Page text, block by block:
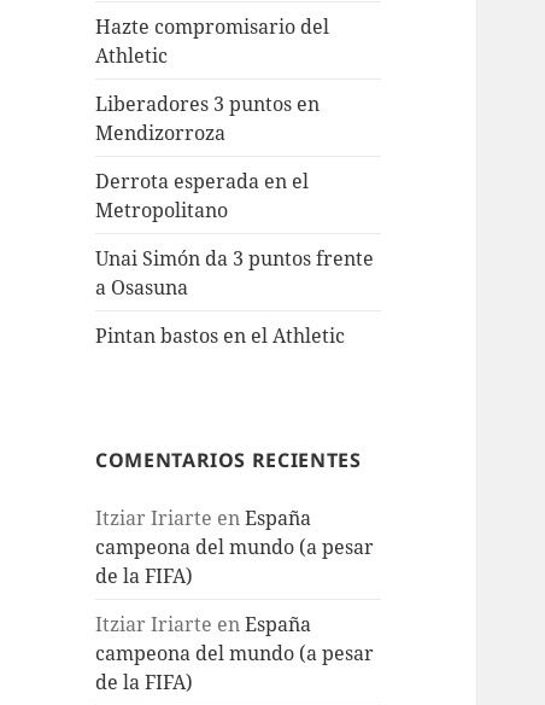
Hazte compromisario del
Athletic
Liberadores 3 puntos en
Mendizorroza
Derrota esperada en el
Metropolitano
Unai Simón da 3 puntos frente
a Osasuna
Pintan bastos en el Athletic
COMENTARIOS RECIENTES
Itziar Iriarte enEspaña
campeona del mundo (a pesar
de la FIFA)
Itziar Iriarte enEspaña
campeona del mundo (a pesar
de la FIFA)